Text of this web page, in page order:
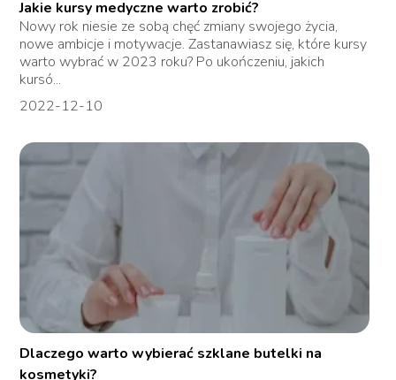
Jakie kursy medyczne warto zrobić?
Nowy rok niesie ze sobą chęć zmiany swojego życia,
nowe ambicje i motywacje. Zastanawiasz się, które kursy
warto wybrać w 2023 roku? Po ukończeniu, jakich
kursó...
2022-12-10
Dlaczego warto wybierać szklane butelki na
kosmetyki?